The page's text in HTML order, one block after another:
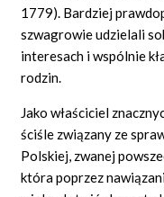
1779). Bardziej
szwagrowie udzielali
interesach i wspólnie
rodzin.
Jako właściciel
ściśle związany ze
Polskiej, zwanej
która poprzez